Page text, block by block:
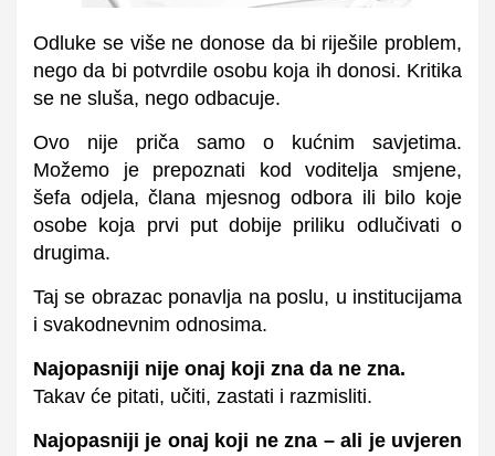
Odluke se više ne donose da bi riješile problem,
nego da bi potvrdile osobu koja ih donosi. Kritika
se ne sluša, nego odbacuje.
Ovo nije priča samo o kućnim savjetima.
Možemo je prepoznati kod voditelja smjene,
šefa odjela, člana mjesnog odbora ili bilo koje
osobe koja prvi put dobije priliku odlučivati o
drugima.
Taj se obrazac ponavlja na poslu, u institucijama
i svakodnevnim odnosima.
Najopasniji nije onaj koji zna da ne zna.
Takav će pitati, učiti, zastati i razmisliti.
Najopasniji je onaj koji ne zna – ali je uvjeren